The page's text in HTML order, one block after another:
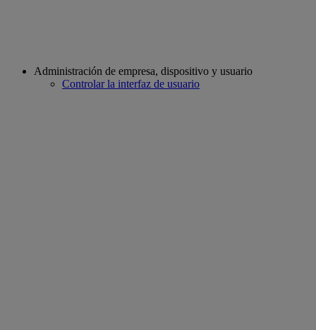
Administración de empresa, dispositivo y usuario
Controlar la interfaz de usuario